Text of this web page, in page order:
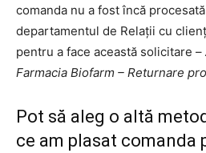
comanda nu a fost încă
departamentul de Relații cu
pentru a face această solicitare –
Farmacia Biofarm – Returnare
Pot să aleg o altă
ce am plasat comanda